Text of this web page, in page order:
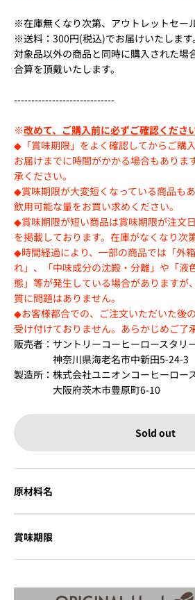
※在庫無くなり次第、アウトレットセー
※送料：300円(税込)でお届けいたしま
対象品以外の商品と同時に購入された場
合算を頂戴いたします。
-----------------------------
※改めて、ご購入前に必ずご確認くださ
◆「賞味期限」をよく確認してからご購
お届けまでに時間がかかる場合もありま
承ください。
◆賞味期限が大変短くなっている商品も
飲用可能な量をお買い求めください。
◆賞味期限が短い商品は賞味期限が注文
を掲載しております。在庫がなくなり次
◆時間経過により、一部の商品では「外
れ」、「中味成分の沈殿・分離」や「液
態」等が発生している場合がありますが
質に問題はありません。
◆お客様都合での、ご注文いただいた後
受け付けておりません。あらかじめご了
販売者：サントリーコーヒーロースタリ
神奈川県海老名市中新田5-24-3
製造所：株式会社ユニオンコーヒーロー
大阪府茨木市豊原町6-10
Sold out
原材料名
賞味期限